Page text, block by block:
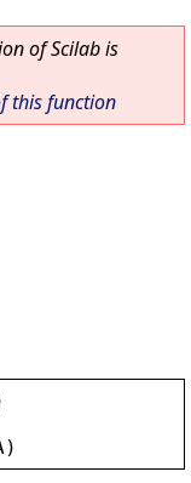
of Scilab is
this function
)